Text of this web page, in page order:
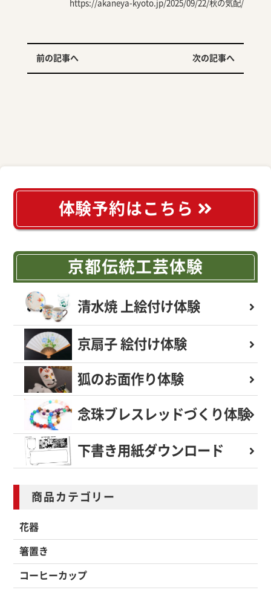
体験予約はこちら
京都伝統工芸体験
清水焼 上絵付け体験
京扇子 絵付け体験
狐のお面作り体験
念珠ブレスレッドづくり体験
下書き用紙ダウンロード
商品カテゴリー
花器
箸置き
コーヒーカップ
https://akaneya-kyoto.jp/2025/09/22/秋の気配/
前の記事へ 次の記事へ